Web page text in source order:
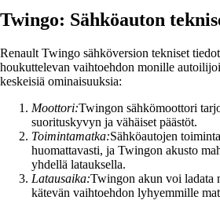
Twingo: Sähköauton
Renault Twingo sähköversion tekniset
houkuttelevan vaihtoehdon monille
keskeisiä ominaisuuksia:
Moottori:Twingon sähkömoottori
suorituskyvyn ja vähäiset päästöt.
Toimintamatka:Sähköautojen
huomattavasti, ja Twingon akusto
yhdellä latauksella.
Latausaika:Twingon akun voi ladata
kätevän vaihtoehdon lyhyemmille